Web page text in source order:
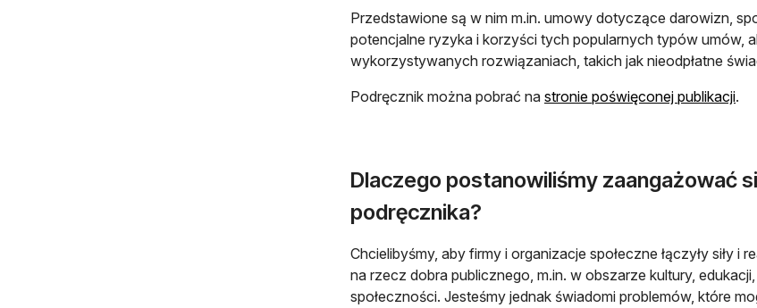
Przedstawione są w nim m.in. umowy dotyczące darowizn,
potencjalne ryzyka i korzyści tych popularnych typów umów,
wykorzystywanych rozwiązaniach, takich jak nieodpłatne
Podręcznik można pobrać na stronie poświęconej publikacji.
Dlaczego postanowiliśmy zaangażować
podręcznika?
Chcielibyśmy, aby firmy i organizacje społeczne łączyły siły
na rzecz dobra publicznego, m.in. w obszarze kultury,
społeczności. Jesteśmy jednak świadomi problemów, które